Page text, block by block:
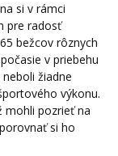
si v rámci
pre radosť
bežcov rôznych
v priebehu
žiadne
výkonu.
mohli pozrieť na
si ho